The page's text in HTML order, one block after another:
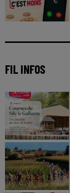
FIL INFOS